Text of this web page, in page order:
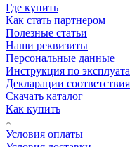
Где купить
Как стать партнером
Полезные статьи
Наши реквизиты
Персональные данные
Инструкция по
Декларации соответствия
Скачать каталог
Как купить
Условия оплаты